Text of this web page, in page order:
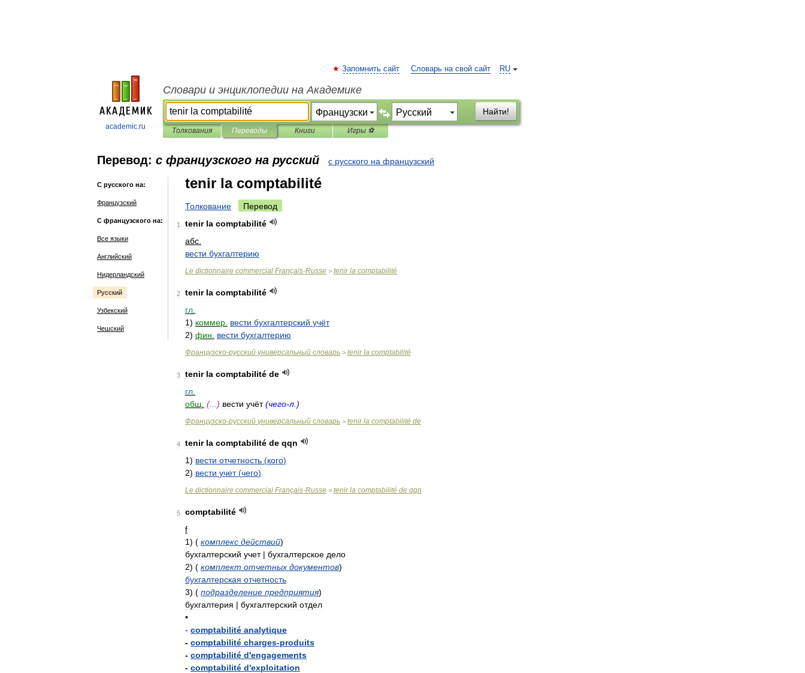
academic.ru
RU
Запомнить сайт Словарь на свой сайт
Словари и энциклопедии на Академике
Найти!
Толкования Переводы Книги Игры ⚽
Перевод: с французского на русский с русского на французский
С русского на:
Французский
С французского на:
Все языки
Английский
Нидерландский
Русский
Узбекский
Чешский
tenir la comptabilité
Толкование Перевод
1 tenir la comptabilité
абс
вести бухгалтерию
Le dictionnaire commercial Français-Russe > tenir la comptabilité
2 tenir la comptabilité
гл
1) коммер вести бухгалтерский учёт
2) фин вести бухгалтерию
Французско-русский универсальный словарь > tenir la comptabilité
3 tenir la comptabilité de
гл
общ (...) вести учёт (чего-л .)
Французско-русский универсальный словарь > tenir la comptabilité de
4 tenir la comptabilité de qqn
1) вести отчетность (кого)
2) вести учет(чего)
Le dictionnaire commercial Français-Russe > tenir la comptabilité de qqn
5
comptabilité
f
1) ( комплекс действий)
бухгалтерский учет| бухгалтерское дело
2) ( комплект отчетных документов)
бухгалтерская отчетность
3) ( подразделение предприятия)
бухгалтерия | бухгалтерский отдел
•
- comptabilité analytique
- comptabilité charges-produits
- comptabilité d'engagements
- comptabilité d'exploitation